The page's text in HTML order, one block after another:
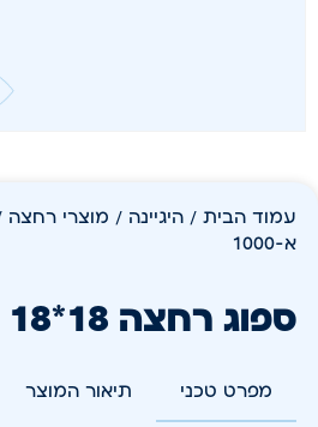
עמוד הבית / היגיינה / מוצרי רחצה
א-1000
ספוג רחצה 18*18 ח.פ א-1000
מפרט טכני תיאור המוצר